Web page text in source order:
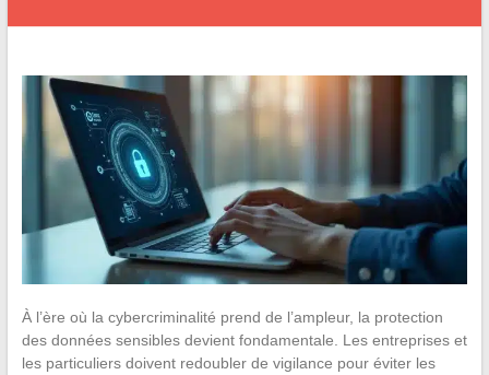
À l’ère où la cybercriminalité prend de l’ampleur, la protection
des données sensibles devient fondamentale. Les entreprises et
les particuliers doivent redoubler de vigilance pour éviter les